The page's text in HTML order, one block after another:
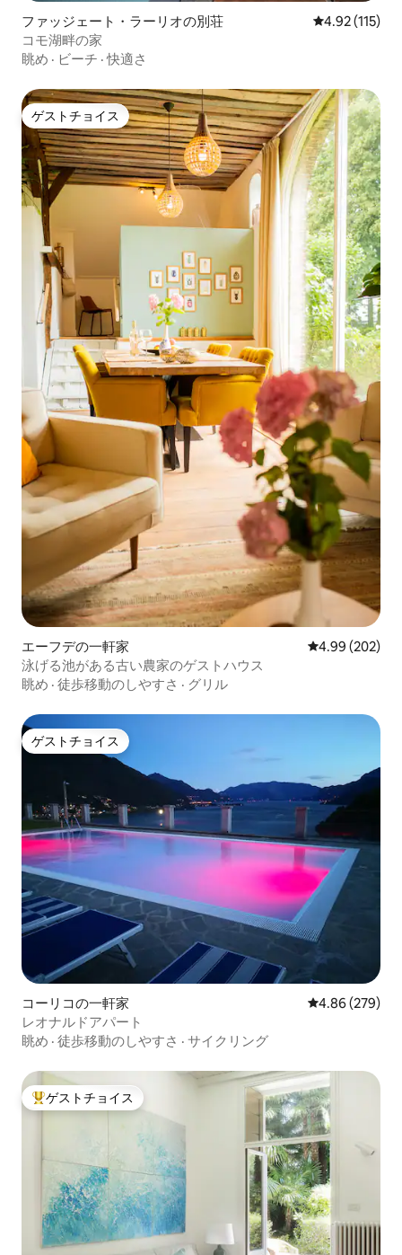
ファッジェート・ラーリオの別荘 レビュー115
4.92 (115)
コモ湖畔の家
眺め · ビーチ ·快適さ
ゲストチョイス
ゲストチョイス
エーフデの一軒家 レビュー202
4.99 (202)
泳げる池がある古い農家のゲストハウス
眺め · 徒歩移動のしやすさ · グリル
ゲストチョイス
ゲストチョイス
コーリコの一軒家 レビュー279
4.86 (279)
レオナルドアパート
眺め · 徒歩移動のしやすさ · サイクリング
大好評のゲストチョイスです。
ゲストチョイス